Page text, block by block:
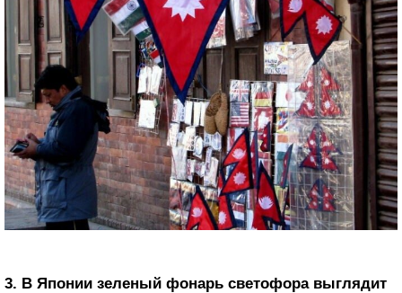
3. В Японии зеленый фонарь светофора выглядит